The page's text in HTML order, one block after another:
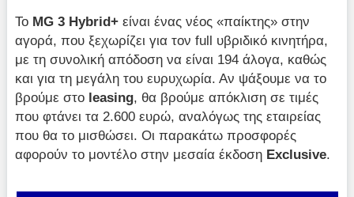
Το MG 3 Hybrid+ είναι ένας νέος «παίκτης» στην
αγορά, που ξεχωρίζει για τον full υβριδικό κινητήρα,
με τη συνολική απόδοση να είναι 194 άλογα, καθώς
και για τη μεγάλη του ευρυχωρία. Αν ψάξουμε να το
βρούμε στο leasing, θα βρούμε απόκλιση σε τιμές
που φτάνει τα 2.600 ευρώ, αναλόγως της εταιρείας
που θα το μισθώσει. Οι παρακάτω προσφορές
αφορούν το μοντέλο στην μεσαία έκδοση Exclusive.